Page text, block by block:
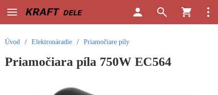
Úvod / Elektronáradie / Priamočiare píly
Priamočiara píla 750W EC564